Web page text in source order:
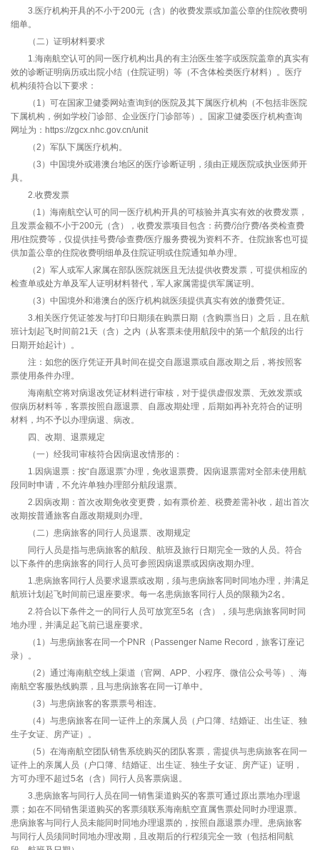
3.医疗机构开具的不小于200元（含）的收费发票或加盖公章的住院收费明
细单。
（二）证明材料要求
1.海南航空认可的同一医疗机构出具的有主治医生签字或医院盖章的真实有
效的诊断证明病历或出院小结（住院证明）等（不含体检类医疗材料）。医疗
机构须符合以下要求：
（1）可在国家卫健委网站查询到的医院及其下属医疗机构（不包括非医院
下属机构，例如学校门诊部、企业医疗门诊部等）。国家卫健委医疗机构查询
网址为：https://zgcx.nhc.gov.cn/unit
（2）军队下属医疗机构。
（3）中国境外或港澳台地区的医疗诊断证明，须由正规医院或执业医师开
具。
2.收费发票
（1）海南航空认可的同一医疗机构开具的可核验并真实有效的收费发票，
且发票金额不小于200元（含），收费发票项目包含：药费/治疗费/各类检查费
用/住院费等，仅提供挂号费/诊查费/医疗服务费视为资料不齐。住院旅客也可提
供加盖公章的住院收费明细单及住院证明或住院通知单办理。
（2）军人或军人家属在部队医院就医且无法提供收费发票，可提供相应的
检查单或处方单及军人证明材料替代，军人家属需提供军属证明。
（3）中国境外和港澳台的医疗机构就医须提供真实有效的缴费凭证。
3.相关医疗凭证签发与打印日期须在购票日期（含购票当日）之后，且在航
班计划起飞时间前21天（含）之内（从客票未使用航段中的第一个航段的出行
日期开始起计）。
注：如您的医疗凭证开具时间在提交自愿退票或自愿改期之后，将按照客
票使用条件办理。
海南航空将对病退改凭证材料进行审核，对于提供虚假发票、无效发票或
假病历材料等，客票按照自愿退票、自愿改期处理，后期如再补充符合的证明
材料，均不予以办理病退、病改。
四、改期、退票规定
（一）经我司审核符合因病退改情形的：
1.因病退票：按“自愿退票”办理，免收退票费。因病退票需对全部未使用航
段同时申请，不允许单独办理部分航段退票。
2.因病改期：首次改期免收变更费，如有票价差、税费差需补收，超出首次
改期按普通旅客自愿改期规则办理。
（二）患病旅客的同行人员退票、改期规定
同行人员是指与患病旅客的航段、航班及旅行日期完全一致的人员。符合
以下条件的患病旅客的同行人员可参照因病退票或因病改期办理。
1.患病旅客同行人员要求退票或改期，须与患病旅客同时同地办理，并满足
航班计划起飞时间前已退座要求。每一名患病旅客同行人员的限额为2名。
2.符合以下条件之一的同行人员可放宽至5名（含），须与患病旅客同时同
地办理，并满足起飞前已退座要求。
（1）与患病旅客在同一个PNR（Passenger Name Record，旅客订座记
录）。
（2）通过海南航空线上渠道（官网、APP、小程序、微信公众号等）、海
南航空客服热线购票，且与患病旅客在同一订单中。
（3）与患病旅客的客票票号相连。
（4）与患病旅客在同一证件上的亲属人员（户口簿、结婚证、出生证、独
生子女证、房产证）。
（5）在海南航空团队销售系统购买的团队客票，需提供与患病旅客在同一
证件上的亲属人员（户口簿、结婚证、出生证、独生子女证、房产证）证明，
方可办理不超过5名（含）同行人员客票病退。
3.患病旅客与同行人员在同一销售渠道购买的客票可通过原出票地办理退
票；如在不同销售渠道购买的客票须联系海南航空直属售票处同时办理退票。
患病旅客与同行人员未能同时同地办理退票的，按照自愿退票办理。患病旅客
与同行人员须同时同地办理改期，且改期后的行程须完全一致（包括相同航